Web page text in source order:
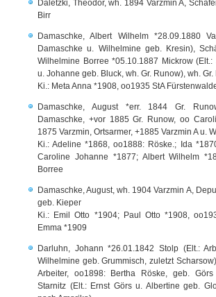
Daletzki, Theodor, wh. 1894 Varzmin A,
Birr
Damaschke, Albert Wilhelm *28.09.1880
Damaschke u. Wilhelmine geb. Kresin),
Wilhelmine Borree *05.10.1887 Mickrow (Elt.:
u. Johanne geb. Bluck, wh. Gr. Runow), wh.
Ki.: Meta Anna *1908, oo1935 StA
Damaschke, August *err. 1844 Gr.
Damaschke, +vor 1885 Gr. Runow, oo
1875 Varzmin, Ortsarmer, +1885 Varzmin A u.
Ki.: Adeline *1868, oo1888: Röske.; Ida
Caroline Johanne *1877; Albert Wilhelm
Borree
Damaschke, August, wh. 1904 Varzmin A,
geb. Kieper
Ki.: Emil Otto *1904; Paul Otto *1908,
Emma *1909
Darluhn, Johann *26.01.1842 Stolp (Elt.:
Wilhelmine geb. Grummisch, zuletzt
Arbeiter, oo1898: Bertha Röske, geb. Görs
Starnitz (Elt.: Ernst Görs u. Albertine geb.